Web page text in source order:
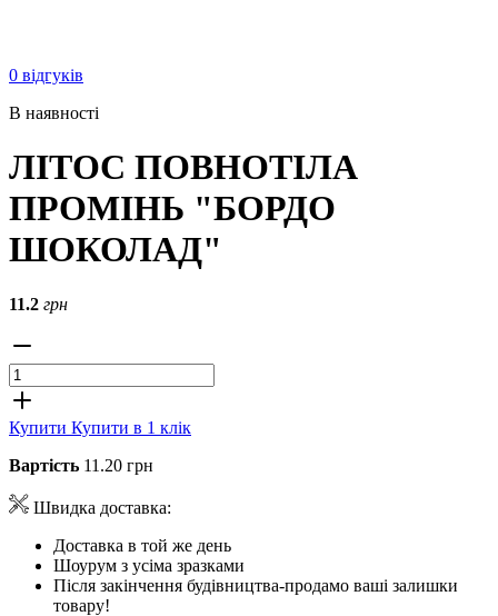
0 відгуків
В наявності
ЛІТОС ПОВНОТІЛА
ПРОМІНЬ "БОРДО
ШОКОЛАД"
11.2 грн
Купити Купити в 1 клік
Вартість 11.20 грн
Швидка доставка:
Доставка в той же день
Шоурум з усіма зразками
Після закінчення будівництва-продамо ваші залишки
товару!